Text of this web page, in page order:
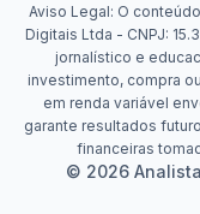
Aviso Legal: O
Digitais Ltda - CNPJ:
jornalístico e
investimento, compra
em renda variável
garante resultados
financeiras
© 2026